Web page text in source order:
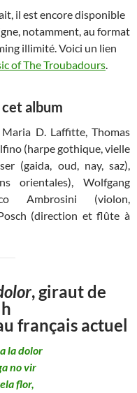
il est encore disponible
notamment, au format
illimité. Voici un lien
of The Troubadours.
album
D. Laffitte, Thomas
(harpe gothique, vielle
(gaida, oud, nay, saz),
orientales), Wolfgang
Ambrosini (violon,
(direction et flûte à
, giraut de
français actuel
la dolor
no vir
flor,